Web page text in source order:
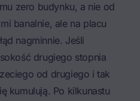
zero budynku, a nie od
banalnie, ale na placu
nagminnie. Jeśli
drugiego stopnia
od drugiego i tak
kumulują. Po kilkunastu